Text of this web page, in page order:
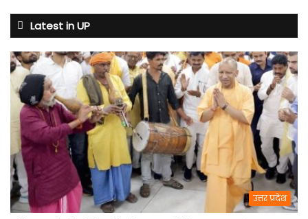
अभ्यास
मैच
में
पसीना
बहाएगी
टीम
इंडिया
Latest in UP
उत्तर प्रदेश